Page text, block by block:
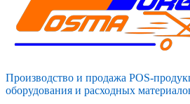
Производство и продажа POS-
оборудования и расходных